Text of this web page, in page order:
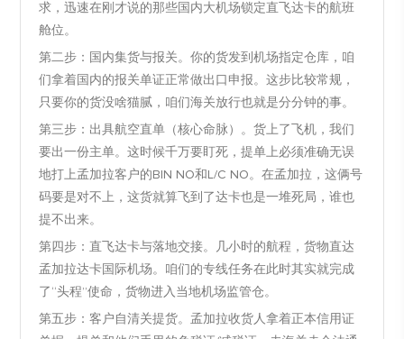
求，迅速在刚才说的那些国内大机场锁定直飞达卡的航班
舱位。
第二步：国内集货与报关。你的货发到机场指定仓库，咱
们拿着国内的报关单证正常做出口申报。这步比较常规，
只要你的货没啥猫腻，咱们海关放行也就是分分钟的事。
第三步：出具航空直单（核心命脉）。货上了飞机，我们
要出一份主单。这时候千万要盯死，提单上必须准确无误
地打上孟加拉客户的BIN NO和L/C NO。在孟加拉，这俩号
码要是对不上，这货就算飞到了达卡也是一堆死局，谁也
提不出来。
第四步：直飞达卡与落地交接。几小时的航程，货物直达
孟加拉达卡国际机场。咱们的专线任务在此时其实就完成
了“头程”使命，货物进入当地机场监管仓。
第五步：客户自清关提货。孟加拉收货人拿着正本信用证